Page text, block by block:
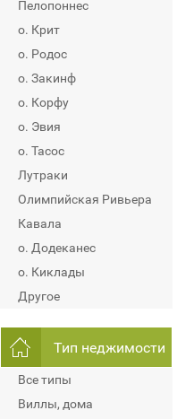
Пелопоннес
о. Крит
о. Родос
о. Закинф
о. Корфу
о. Эвия
о. Тасос
Лутраки
Олимпийская Ривьера
Кавала
о. Додеканес
о. Киклады
Другое
Тип неджимости
Все типы
Виллы, дома